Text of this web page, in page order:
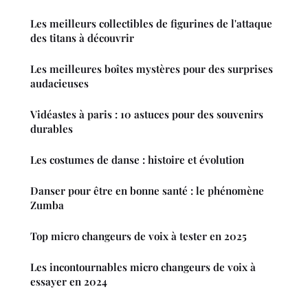
Les meilleurs collectibles de figurines de l'attaque
des titans à découvrir
Les meilleures boîtes mystères pour des surprises
audacieuses
Vidéastes à paris : 10 astuces pour des souvenirs
durables
Les costumes de danse : histoire et évolution
Danser pour être en bonne santé : le phénomène
Zumba
Top micro changeurs de voix à tester en 2025
Les incontournables micro changeurs de voix à
essayer en 2024